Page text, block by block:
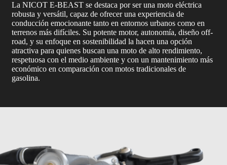
La NICOT E-BEAST se destaca por ser una moto eléctrica
robusta y versátil, capaz de ofrecer una experiencia de
conducción emocionante tanto en entornos urbanos como en
terrenos más difíciles. Su potente motor, autonomía, diseño off-
road, y su enfoque en sostenibilidad la hacen una opción
atractiva para quienes buscan una moto de alto rendimiento,
respetuosa con el medio ambiente y con un mantenimiento más
económico en comparación con motos tradicionales de
gasolina.